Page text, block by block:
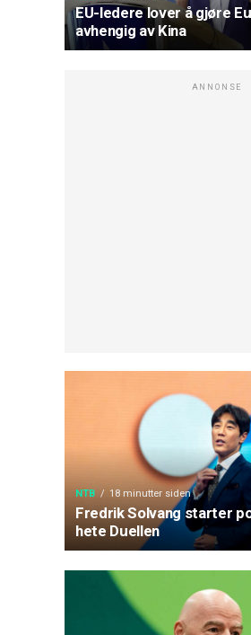
EU-ledere lover å gjøre
avhengig av Kina
ANNONSE
NTB 18 minutter siden
Fredrik Solvang starter
hete Duellen